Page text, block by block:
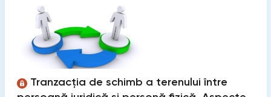
Tranzacția de schimb a terenului între